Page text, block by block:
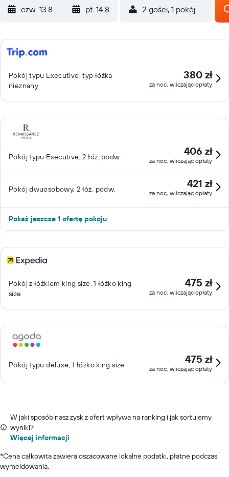
czw. 13.8. - pt. 14.8. 2 gości, 1 pokój
Pokój typu Executive, typ łóżka
nieznany
380 zł
za noc, wliczając opłaty
Pokój typu Executive, 2 łóż. podw. 406 zł
za noc, wliczając opłaty
Pokój dwuosobowy, 2 łóż. podw. 421 zł
za noc, wliczając opłaty
Pokaż jeszcze 1 ofertę pokoju
Pokój z łóżkiem king size, 1 łóżko king
size
475 zł
za noc, wliczając opłaty
Pokój typu deluxe, 1 łóżko king size 475 zł
za noc, wliczając opłaty
W jaki sposób nasz zysk z ofert wpływa na ranking i jak sortujemy
wyniki?
Więcej informacji
*Cena całkowita zawiera oszacowane lokalne podatki, płatne podczas
wymeldowania.